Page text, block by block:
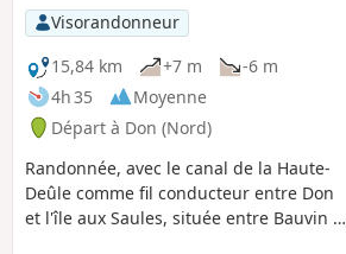
Visorandonneur
15,84 km
+7 m
-6 m
4h 35
Moyenne
Départ à Don (Nord)
Randonnée, avec le canal de la Haute-
Deûle comme fil conducteur entre Don
et l'île aux Saules, située entre Bauvin et